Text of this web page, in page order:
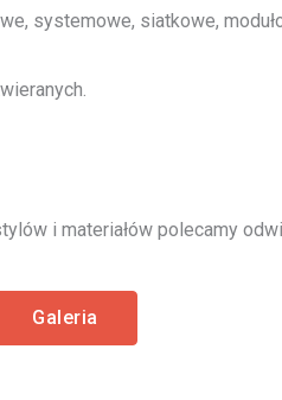
systemowe, siatkowe,
i materiałów polecamy
Galeria